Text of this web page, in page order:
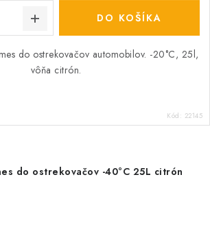
DO KOŠÍKA
do ostrekovačov automobilov. -20°C, 25l,
vôňa citrón.
Kód: 22145
do ostrekovačov -40°C 25L citrón